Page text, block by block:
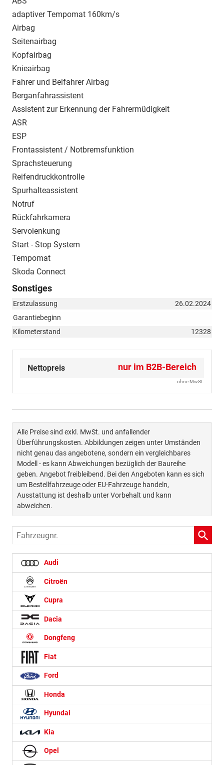
adaptiver Tempomat 160km/s
Airbag
Seitenairbag
Kopfairbag
Knieairbag
Fahrer und Beifahrer Airbag
Berganfahrassistent
Assistent zur Erkennung der Fahrermüdigkeit
ASR
ESP
Frontassistent / Notbremsfunktion
Sprachsteuerung
Reifendruckkontrolle
Spurhalteassistent
Notruf
Rückfahrkamera
Servolenkung
Start - Stop System
Tempomat
Skoda Connect
Sonstiges
Erstzulassung
26.02.2024
Garantiebeginn
Kilometerstand
12328
Nettopreis nur im B2B-Bereich
ohne MwSt.
Alle Preise sind exkl. MwSt. und anfallender
Überführungskosten. Abbildungen zeigen unter Umständen
nicht genau das angebotene, sondern ein vergleichbares
Modell - es kann Abweichungen bezüglich der Baureihe
geben. Angebot freibleibend. Bei den Angeboten kann es sich
um Bestellfahrzeuge oder EU-Fahrzeuge handeln,
Ausstattung ist deshalb unter Vorbehalt und kann
abweichen.
Fahrzeugnr.
Audi
Citroën
Cupra
Dacia
Dongfeng
Fiat
Ford
Honda
Hyundai
Kia
Opel